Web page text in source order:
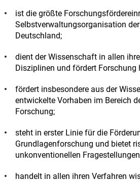
ist die größte
Selbstverwaltungsorganisation
Deutschland;
dient der Wissenschaft in allen
Disziplinen und fördert Forschung
fördert insbesondere aus der
entwickelte Vorhaben im Bereich
Forschung;
steht in erster Linie für die
Grundlagenforschung und bietet
unkonventionellen
handelt in allen ihren Verfahren